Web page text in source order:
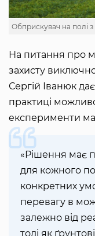
Обприскувач на полі
На питання про
захисту
Сергій Іванюк
практиці
експерименти
«Рішення має
для кожного
конкретних
перевагу в
залежно від
тоді як